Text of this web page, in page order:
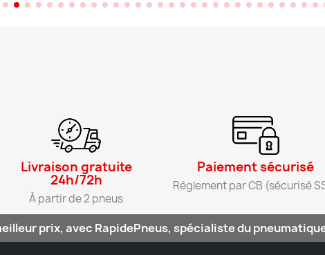
Livraison gratuite
24h/72h​
À partir de 2 pneus​
Paiement sécurisé​
Règlement par CB (sécurisé
prix, avec RapidePneus, spécialiste du